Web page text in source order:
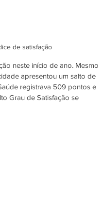
de satisfação
neste início de ano. Mesmo
apresentou um salto de
registrava 509 pontos e
Grau de Satisfação se